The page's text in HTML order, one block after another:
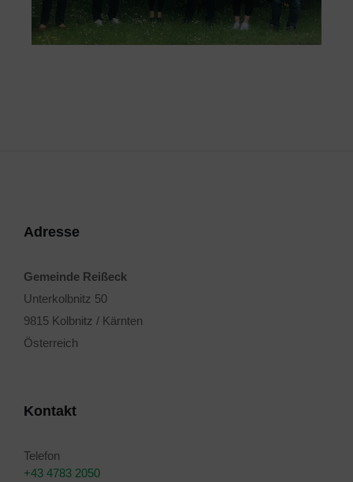
Adresse
Gemeinde Reißeck
Unterkolbnitz 50
9815 Kolbnitz / Kärnten
Österreich
Kontakt
Telefon
+43 4783 2050